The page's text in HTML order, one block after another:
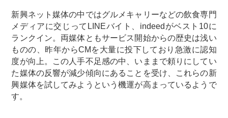
新興ネット媒体の中ではグルメキャリーなどの飲食専門
メディアに交じってLINEバイト、indeedがベスト10に
ランクイン。両媒体ともサービス開始からの歴史は浅い
ものの、昨年からCMを大量に投下しており急激に認知
度が向上。この人手不足感の中、いままで頼りにしてい
た媒体の反響が減少傾向にあることを受け、これらの新
興媒体を試してみようという機運が高まっているようで
す。